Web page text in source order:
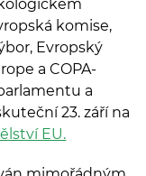
komise,
Evropský
a COPA-
a
23. září na
EU.